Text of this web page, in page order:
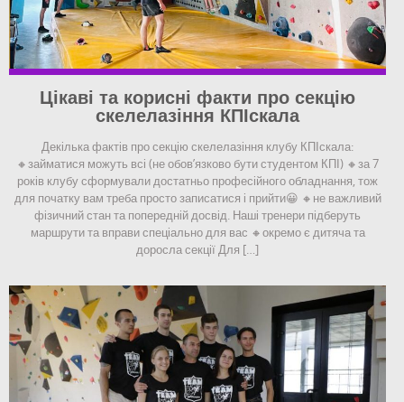
Цікаві та корисні факти про секцію
скелелазіння КПІскала
Декілька фактів про секцію скелелазіння клубу КПІскала:
🔸займатися можуть всі (не обов’язково бути студентом КПІ) 🔸за 7
років клубу сформували достатньо професійного обладнання, тож
для початку вам треба просто записатися і прийти😀 🔸не важливий
фізичний стан та попередній досвід. Наші тренери підберуть
маршрути та вправи спеціально для вас 🔸окремо є дитяча та
доросла секції Для […]